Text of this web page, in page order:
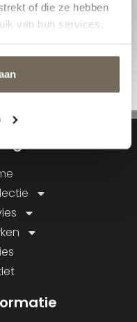
of die ze hebben
van hun services.